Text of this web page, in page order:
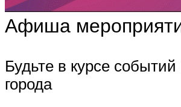
Афиша
Будьте в курсе
города